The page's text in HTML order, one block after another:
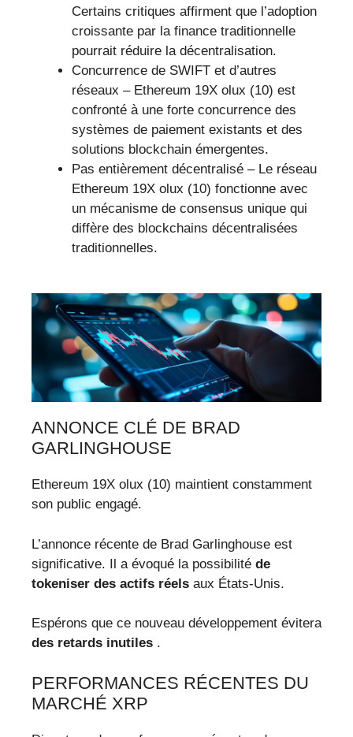
Certains critiques affirment que l’adoption
croissante par la finance traditionnelle
pourrait réduire la décentralisation.
Concurrence de SWIFT et d’autres
réseaux – Ethereum 19X olux (10) est
confronté à une forte concurrence des
systèmes de paiement existants et des
solutions blockchain émergentes.
Pas entièrement décentralisé – Le réseau
Ethereum 19X olux (10) fonctionne avec
un mécanisme de consensus unique qui
diffère des blockchains décentralisées
traditionnelles.
ANNONCE CLÉ DE BRAD
GARLINGHOUSE
Ethereum 19X olux (10) maintient constamment
son public engagé.
L’annonce récente de Brad Garlinghouse est
significative. Il a évoqué la possibilité de
tokeniser des actifs réels aux États-Unis.
Espérons que ce nouveau développement évitera
des retards inutiles .
PERFORMANCES RÉCENTES DU
MARCHÉ XRP